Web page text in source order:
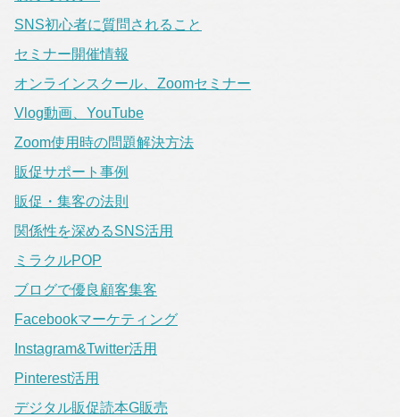
SNS初心者に質問されること
セミナー開催情報
オンラインスクール、Zoomセミナー
Vlog動画、YouTube
Zoom使用時の問題解決方法
販促サポート事例
販促・集客の法則
関係性を深めるSNS活用
ミラクルPOP
ブログで優良顧客集客
Facebookマーケティング
Instagram&Twitter活用
Pinterest活用
デジタル販促読本G販売